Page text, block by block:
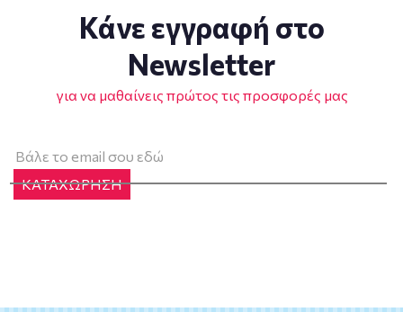
Κάνε εγγραφή στο
Newsletter
για να μαθαίνεις πρώτος τις προσφορές μας
ΚΑΤΑΧΩΡΗΣΗ